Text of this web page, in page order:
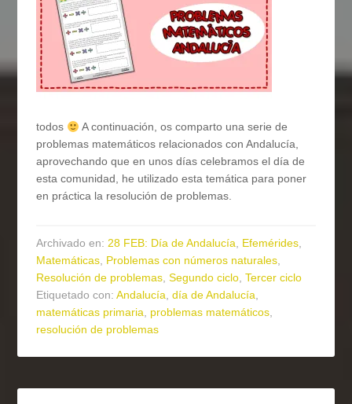
todos
A continuación, os comparto una serie de
problemas matemáticos relacionados con Andalucía,
aprovechando que en unos días celebramos el día de
esta comunidad, he utilizado esta temática para poner
en práctica la resolución de problemas.
Archivado en:28 FEB: Día de Andalucía, Efemérides,
Matemáticas, Problemas con números naturales,
Resolución de problemas,Segundo ciclo,Tercer ciclo
Etiquetado con:Andalucía,día de Andalucía,
matemáticas primaria, problemas matemáticos,
resolución de problemas